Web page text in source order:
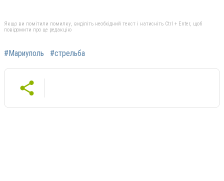
Якщо ви помітили помилку, виділіть необхідний текст і натисніть Ctrl + Enter, щоб
повідомити про це редакцію
#Мариуполь #стрельба